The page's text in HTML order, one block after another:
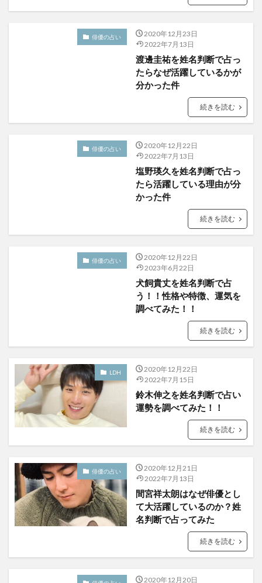
俳優の占い
2020年12月23日
2022年7月13日
渡邊圭祐を姓名判断で占っ
たらなぜ活躍しているかが
分かった件
続きを読む
俳優の占い
2020年12月22日
2022年7月13日
塩野瑛久を姓名判断で占っ
たら活躍している理由が分
かった件
続きを読む
俳優の占い
2020年12月22日
2023年6月22日
犬飼貴丈を姓名判断で占
う！！性格や特徴、運気を
調べてみた！！
続きを読む
LDH
2020年12月22日
2022年7月15日
鈴木伸之を姓名判断で占い
運勢を調べてみた！！
続きを読む
俳優の占い
2020年12月21日
2022年7月13日
間宮祥太朗はなぜ俳優とし
て大活躍しているのか？姓
名判断で占ってみた
続きを読む
2020年12月20日